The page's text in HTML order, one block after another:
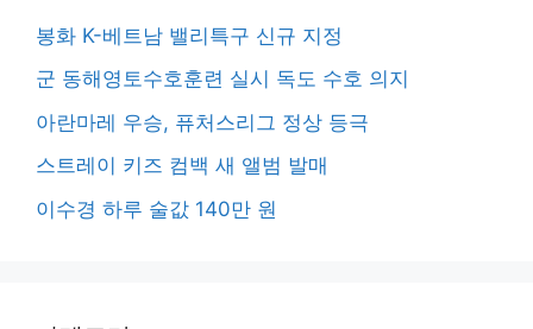
봉화 K-베트남 밸리특구 신규 지정
군 동해영토수호훈련 실시 독도 수호 의지
아란마레 우승, 퓨처스리그 정상 등극
스트레이 키즈 컴백 새 앨범 발매
이수경 하루 술값 140만 원